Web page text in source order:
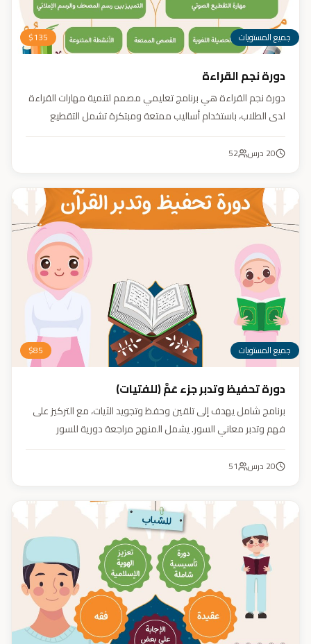
جميع المستويات $135
دورة نجم القراءة
دورة نجم القراءة هي برنامج تعليمي مصمم لتنمية مهارات القراءة
لدى الطلاب، باستخدام أساليب ممتعة ومبتكرة تشمل التقطيع
والمحادثات. يهدف البرنامج إلى تعزيز قدرات الطلاب في التمييز بين
20 درس 52
جميع المستويات $85
دورة تحفيظ وتدبر جزء عَمَّ (للفتيات)
برنامج شامل يهدف إلى تلقين وحفظ وتجويد الآيات، مع التركيز على
فهم وتدبر معاني السور. يشمل المنهج مراجعة دورية للسور
تدعم مهارات القراءة والفهم.
20 درس 51